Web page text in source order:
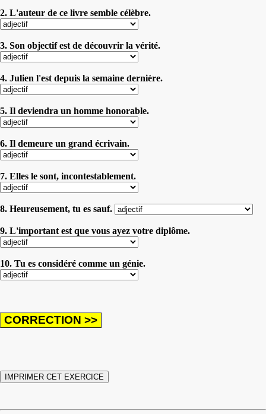
2. L'auteur de ce livre semble célèbre.
3. Son objectif est de découvrir la vérité.
4. Julien l'est depuis la semaine dernière.
5. Il deviendra un homme honorable.
6. Il demeure un grand écrivain.
7. Elles le sont, incontestablement.
8. Heureusement, tu es sauf.
9. L'important est que vous ayez votre diplôme.
10. Tu es considéré comme un génie.